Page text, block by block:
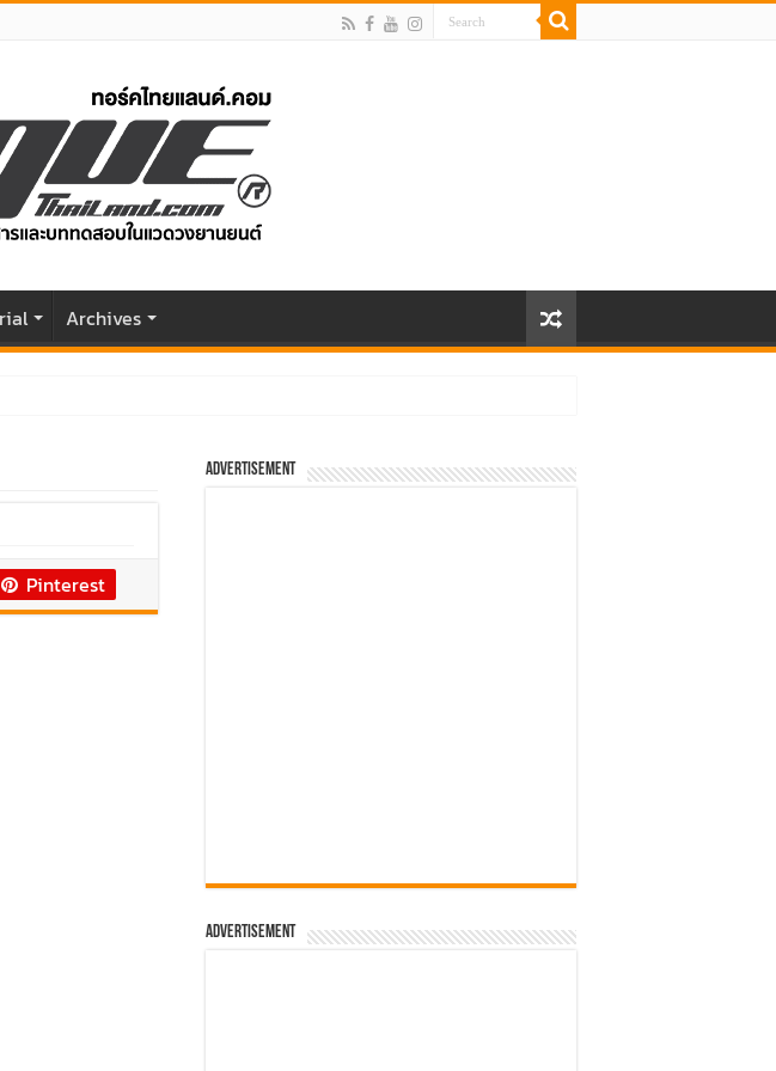
Archives
Pinterest
Advertisement
Advertisement